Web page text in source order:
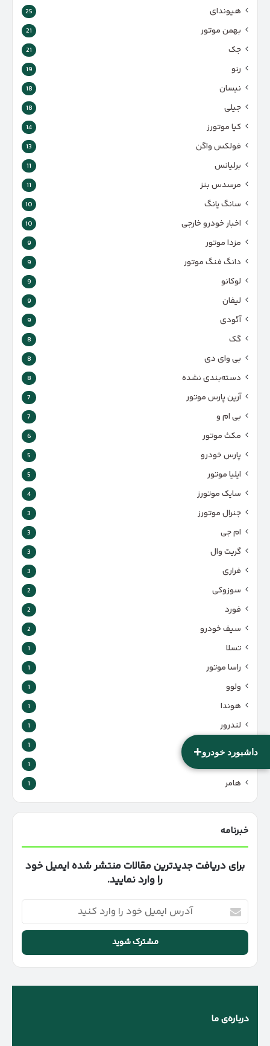
+داشبورد خودرو
هیوندای 25
بهمن موتور 21
جک 21
رنو 19
نیسان 18
جیلی 18
کیا موتورز 14
فولکس واگن 13
برلیانس 11
مرسدس بنز 11
سانگ یانگ 10
اخبار خودرو خارجی 10
مزدا موتور 9
دانگ فنگ موتور 9
لوکانو 9
لیفان 9
آئودی 9
گک 8
بی وای دی 8
دسته‌بندی نشده 8
آرین پارس موتور 7
بی ام و 7
مکث موتور 6
پارس‌ خودرو 5
ایلیا موتور 5
سایک موتورز 4
جنرال موتورز 3
ام جی 3
گریت وال 3
فراری 3
سوزوکی 2
فورد 2
سیف خودرو 2
تسلا 1
راسا موتور 1
ولوو 1
هوندا 1
لندرور 1
1
1
هامر 1
خبرنامه
برای دریافت جدیدترین مقالات منتشر شده ایمیل خود
را وارد نمایید.
آدرس
ایمیل
خود
وارد
کنید
درباره‌ی ما